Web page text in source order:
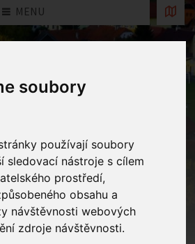
soubory
používají soubory
sledovací nástroje s cílem
prostředí,
obsahu a
návštěvnosti webových
zdroje návštěvnosti.
MENU